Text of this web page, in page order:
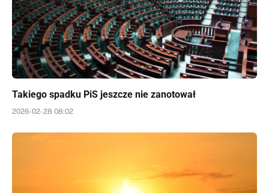
Takiego spadku PiS jeszcze nie zanotował
2026-02-28 08:02